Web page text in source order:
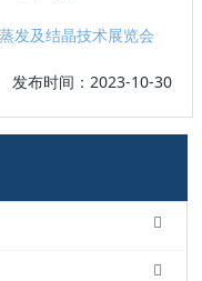
发及结晶技术展览会
发布时间：2023-10-30